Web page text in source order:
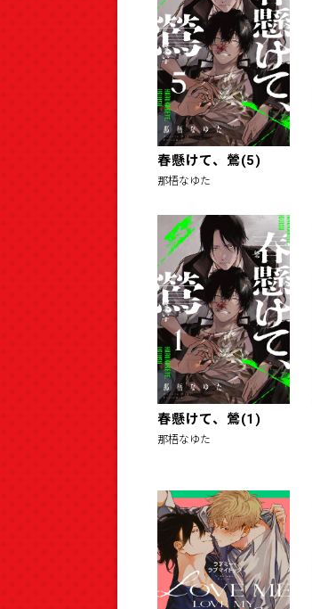
春懸けて、鶯(5)
那梧なゆた
春懸けて、鶯(1)
那梧なゆた